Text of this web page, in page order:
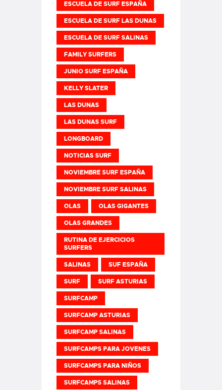
ESCUELA DE SURF ESPAÑA
ESCUELA DE SURF LAS DUNAS
ESCUELA DE SURF SALINAS
FAMILY SURFERS
JUNIO SURF ESPAÑA
KELLY SLATER
LAS DUNAS
LAS DUNAS SURF
LONGBOARD
NOTICIAS SURF
NOVIEMBRE SURF ESPAÑA
NOVIEMBRE SURF SALINAS
OLAS OLAS GIGANTES
OLAS GRANDES
RUTINA DE EJERCICIOS
SURFERS
SALINAS SUF ESPAÑA
SURF SURF ASTURIAS
SURFCAMP
SURFCAMP ASTURIAS
SURFCAMP SALINAS
SURFCAMPS PARA JOVENES
SURFCAMPS PARA NIÑOS
SURFCAMPS SALINAS